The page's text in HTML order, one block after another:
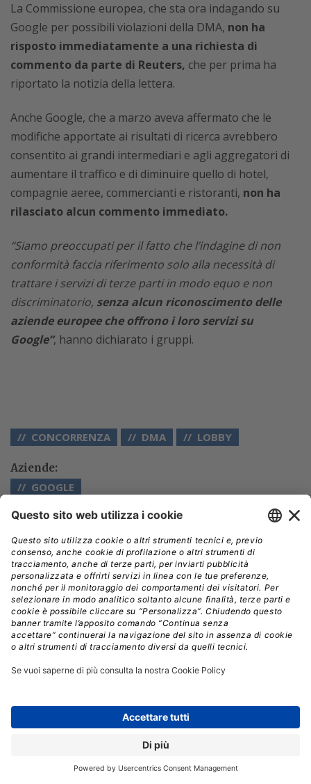
La Commissione europea, che sta ora indagando su
Google per possibili violazioni della DMA, non ha
risposto immediatamente a una richiesta di
commento da parte di Reuters, che per prima ha
riportato la notizia della lettera.
Anche Google, che a marzo aveva affermato che le
modifiche apportate ai risultati di ricerca avrebbero
consentito ai grandi intermediari e agli aggregatori di
aumentare il traffico e di diminuire quello di hotel,
compagnie aeree, commercianti e ristoranti, non ha
rilasciato alcun commento immediato.
“Siamo preoccupati per il fatto che l’indagine di non
conformità faccia riferimento solo alla necessità di
trattare i servizi di terze parti in modo equo e non
discriminatorio, senza alcun riconoscimento delle
aziende europee che offrono i loro servizi su
Google”, hanno dichiarato i gruppi.
CONCORRENZA DMA LOBBY
Aziende:
GOOGLE
CONDIVIDI:
Registrati per ricevere la
contenuti insider